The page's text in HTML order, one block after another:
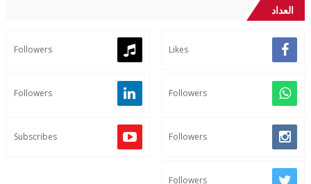
العداد
Likes
Followers
Followers
Followers
Followers
Subscribes
Followers